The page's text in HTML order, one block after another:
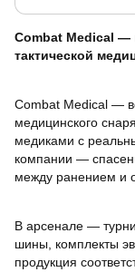
Combat Medical
тактической
Combat Medical —
медицинского
медиками с
компании —
между ранением и
В арсенале —
шины, комплекты
продукция